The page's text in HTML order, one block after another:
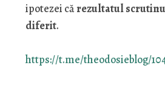
ipotezei cărezultatul
diferit.
https://t.me/theodosieblog/